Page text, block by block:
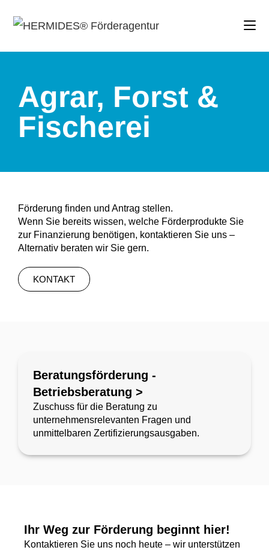
Agrar, Forst &
Fischerei
Förderung finden und Antrag stellen.
Wenn Sie bereits wissen, welche Förderprodukte Sie
zur Finanzierung benötigen, kontaktieren Sie uns –
Alternativ beraten wir Sie gern.
KONTAKT
Beratungsförderung -
Betriebsberatung >
Zuschuss für die Beratung zu
unternehmensrelevanten Fragen und
unmittelbaren Zertifizierungsausgaben.
Ihr Weg zur Förderung beginnt hier!
Kontaktieren Sie uns noch heute – wir unterstützen